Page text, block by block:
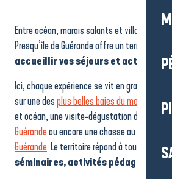
Entre océan, marais salants et villages de
Presqu’île de Guérande offre un terrain de
accueillir vos séjours et activités
Ici, chaque expérience se vit en grand :
sur une desplus belles baies du monde
,
et océan, une visite-dégustation dans
les
Guérandeou encore une chasse au trésor
Guérande. Le territoire répond à toutes les
séminaires, activités